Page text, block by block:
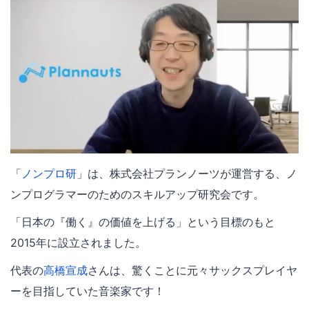
「 ノンプロ研 」は、株式会社プランノーツが運営する、ノ
ンプログラマーのためのスキルアップ研究会です。
「日本の『働く』の価値を上げる」という目標のもと
2015年に設立されました。
代表の高橋宣成さんは、驚くことに元々サックスプレイヤ
ーを目指していた音楽家です！